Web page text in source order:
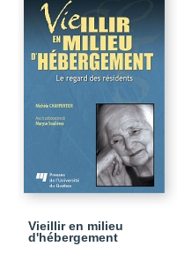
Vieillir en milieu
d'hébergement